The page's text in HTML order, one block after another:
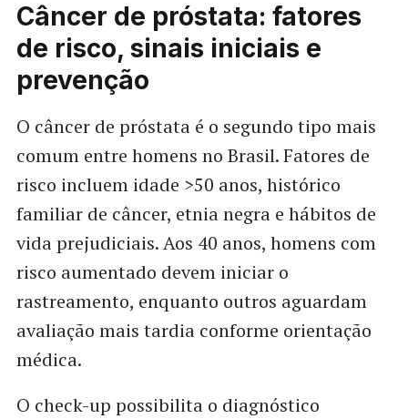
Câncer de próstata: fatores
de risco, sinais iniciais e
prevenção
O câncer de próstata é o segundo tipo mais
comum entre homens no Brasil. Fatores de
risco incluem idade >50 anos, histórico
familiar de câncer, etnia negra e hábitos de
vida prejudiciais. Aos 40 anos, homens com
risco aumentado devem iniciar o
rastreamento, enquanto outros aguardam
avaliação mais tardia conforme orientação
médica.
O check-up possibilita o diagnóstico